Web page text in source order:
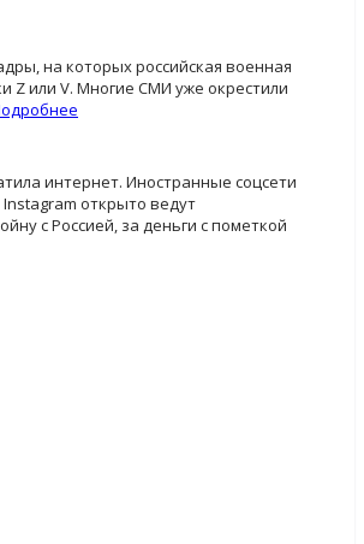
на которых российская военная
Z или V. Многие СМИ уже окрестили
интернет. Иностранные соцсети
открыто ведут
с Россией, за деньги с пометкой